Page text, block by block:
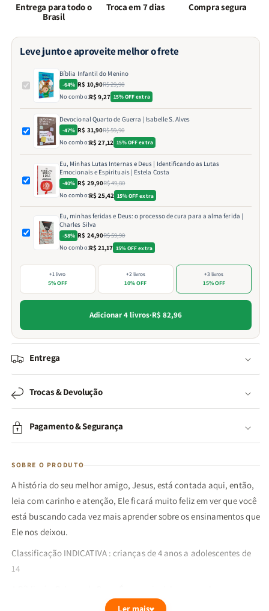
Entrega para todo o
Brasil
Troca em 7 dias Compra segura
Leve junto e aproveite melhor o frete
Bíblia Infantil do Menino
-64% R$ 10,90R$ 29,90
No combo:R$ 9,27 15% OFF extra
Devocional Quarto de Guerra | Isabelle S. Alves
-47% R$ 31,90R$ 59,90
No combo:R$ 27,12 15% OFF extra
Eu, Minhas Lutas Internas e Deus | Identificando as Lutas
Emocionais e Espirituais | Estela Costa
-40% R$ 29,90R$ 49,80
No combo:R$ 25,42 15% OFF extra
Eu, minhas feridas e Deus: o processo de cura para a alma ferida |
Charles Silva
-58% R$ 24,90R$ 59,90
No combo:R$ 21,17 15% OFF extra
+1 livro
5% OFF
+2 livros
10% OFF
+3 livros
15% OFF
Adicionar 4 livros·R$ 82,96
Entrega
Trocas & Devolução
Pagamento & Segurança
SOBRE O PRODUTO
A história do seu melhor amigo, Jesus, está contada aqui, então,
leia com carinho e atenção, Ele ficará muito feliz em ver que você
está buscando cada vez mais aprender sobre os ensinamentos que
Ele nos deixou.
Classificação INDICATIVA : crianças de 4 anos a adolescentes de
14
Pai e que Ele pode conversar com toda a humanidade. Seus